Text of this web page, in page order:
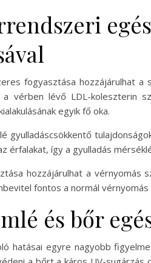
fogyasztása hozzájárulhat
a vérben lévő LDL-koleszterin
egyik fő oka.
gyulladáscsökkentő
érfalakat, így a gyulladás
hozzájárulhat a vérnyomás
fontos a normál
és bőr
hatásai egyre nagyobb